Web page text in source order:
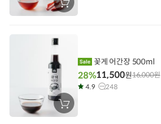
장
바
장
바
꽃게 어간장 500ml
28%11,500원16,000원
4.9 248